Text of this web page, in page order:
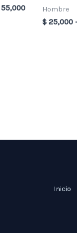
55,000 Hombre
$25,000
Inicio